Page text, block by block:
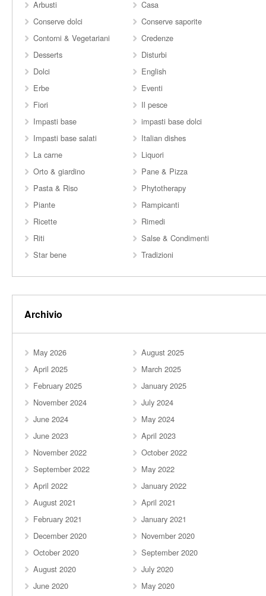
Arbusti
Casa
Conserve dolci
Conserve saporite
Contorni & Vegetariani
Credenze
Desserts
Disturbi
Dolci
English
Erbe
Eventi
Fiori
Il pesce
Impasti base
impasti base dolci
Impasti base salati
Italian dishes
La carne
Liquori
Orto & giardino
Pane & Pizza
Pasta & Riso
Phytotherapy
Piante
Rampicanti
Ricette
Rimedi
Riti
Salse & Condimenti
Star bene
Tradizioni
Archivio
May 2026
August 2025
April 2025
March 2025
February 2025
January 2025
November 2024
July 2024
June 2024
May 2024
June 2023
April 2023
November 2022
October 2022
September 2022
May 2022
April 2022
January 2022
August 2021
April 2021
February 2021
January 2021
December 2020
November 2020
October 2020
September 2020
August 2020
July 2020
June 2020
May 2020